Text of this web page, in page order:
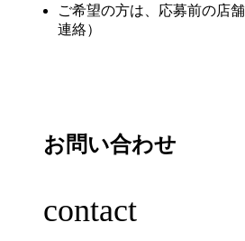
ご希望の方は、応募前の店
連絡）
お問い合わせ
contact